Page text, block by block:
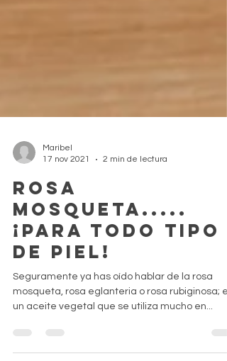
Maribel
17 nov 2021
2 min de lectura
Rosa
mosqueta.....
¡para todo tipo
de piel!
un aceite vegetal que se utiliza mucho en...